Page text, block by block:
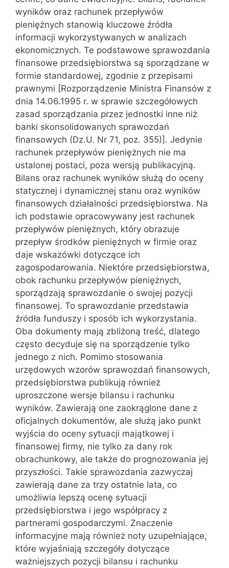
wyników oraz rachunek przepływów
pieniężnych stanowią kluczowe źródła
informacji wykorzystywanych w analizach
ekonomicznych. Te podstawowe sprawozdania
finansowe przedsiębiorstwa są sporządzane w
formie standardowej, zgodnie z przepisami
prawnymi [Rozporządzenie Ministra Finansów z
dnia 14.06.1995 r. w sprawie szczegółowych
zasad sporządzania przez jednostki inne niż
banki skonsolidowanych sprawozdań
finansowych (Dz.U. Nr 71, poz. 355)]. Jedynie
rachunek przepływów pieniężnych nie ma
ustalonej postaci, poza wersją publikacyjną.
Bilans oraz rachunek wyników służą do oceny
statycznej i dynamicznej stanu oraz wyników
finansowych działalności przedsiębiorstwa. Na
ich podstawie opracowywany jest rachunek
przepływów pieniężnych, który obrazuje
przepływ środków pieniężnych w firmie oraz
daje wskazówki dotyczące ich
zagospodarowania. Niektóre przedsiębiorstwa,
obok rachunku przepływów pieniężnych,
sporządzają sprawozdanie o swojej pozycji
finansowej. To sprawozdanie przedstawia
źródła funduszy i sposób ich wykorzystania.
Oba dokumenty mają zbliżoną treść, dlatego
często decyduje się na sporządzenie tylko
jednego z nich. Pomimo stosowania
urzędowych wzorów sprawozdań finansowych,
przedsiębiorstwa publikują również
uproszczone wersje bilansu i rachunku
wyników. Zawierają one zaokrąglone dane z
oficjalnych dokumentów, ale służą jako punkt
wyjścia do oceny sytuacji majątkowej i
finansowej firmy, nie tylko za dany rok
obrachunkowy, ale także do prognozowania jej
przyszłości. Takie sprawozdania zazwyczaj
zawierają dane za trzy ostatnie lata, co
umożliwia lepszą ocenę sytuacji
przedsiębiorstwa i jego współpracy z
partnerami gospodarczymi. Znaczenie
informacyjne mają również noty uzupełniające,
które wyjaśniają szczegóły dotyczące
ważniejszych pozycji bilansu i rachunku